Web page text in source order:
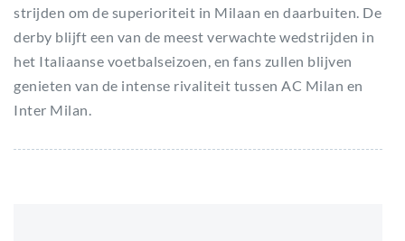
strijden om de superioriteit in Milaan en daarbuiten. De
derby blijft een van de meest verwachte wedstrijden in
het Italiaanse voetbalseizoen, en fans zullen blijven
genieten van de intense rivaliteit tussen AC Milan en
Inter Milan.